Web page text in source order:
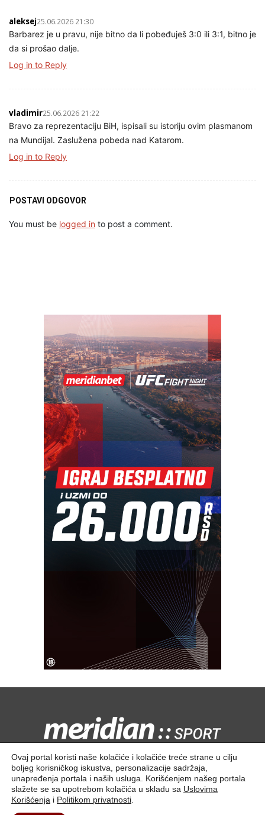
aleksej25.06.2026 21:30
Barbarez je u pravu, nije bitno da li pobeđuješ 3:0 ili 3:1, bitno je
da si prošao dalje.
Log in to Reply
vladimir25.06.2026 21:22
Bravo za reprezentaciju BiH, ispisali su istoriju ovim plasmanom
na Mundijal. Zaslužena pobeda nad Katarom.
Log in to Reply
POSTAVI ODGOVOR
You must be logged in to post a comment.
Kontaktirajte nas:redakcija@meridiansport.rs
Ovaj portal koristi naše kolačiće i kolačiće treće strane u cilju
boljeg korisničkog iskustva, personalizacije sadržaja,
unapređenja portala i naših usluga. Korišćenjem našeg portala
slažete se sa upotrebom kolačića u skladu sa Uslovima
Korišćenja i Politikom privatnosti